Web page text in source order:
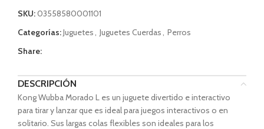
SKU:03558580001101
Categorías:Juguetes, Juguetes Cuerdas, Perros
Share:
DESCRIPCIÓN
Kong Wubba Morado L es un juguete divertido e interactivo
para tirar y lanzar que es ideal para juegos interactivos o en
solitario. Sus largas colas flexibles son ideales para los